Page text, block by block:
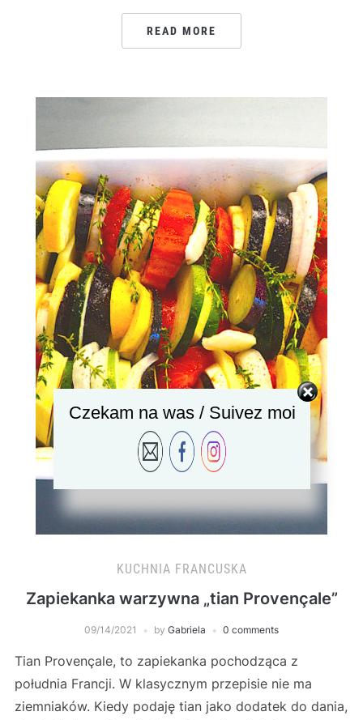
READ MORE
KUCHNIA FRANCUSKA
Zapiekanka warzywna „tian Provençale”
09/14/2021 by Gabriela 0 comments
Tian Provençale, to zapiekanka pochodząca z
południa Francji. W klasycznym przepisie nie ma
ziemniaków. Kiedy podaję tian jako dodatek do dania,
Czekam na was / Suivez moi